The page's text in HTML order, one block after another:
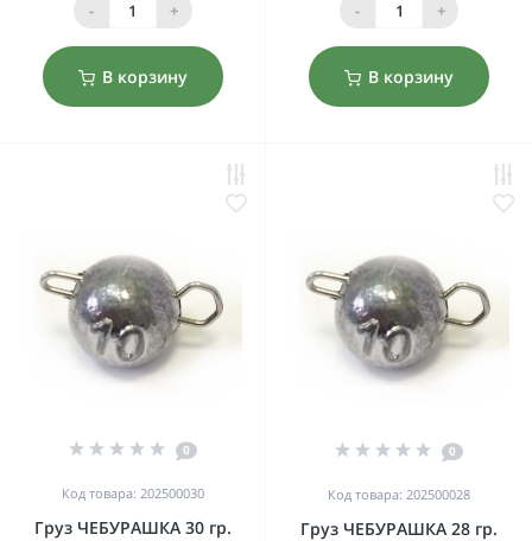
- +
В корзину
- +
В корзину
0
Код товара: 202500030
Груз ЧЕБУРАШКА 30 гр.
0
Код товара: 202500028
Груз ЧЕБУРАШКА 28 гр.